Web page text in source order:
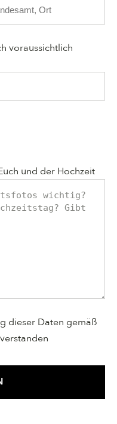
voraussichtlich
und der Hochzeit
dieser Daten gemäß